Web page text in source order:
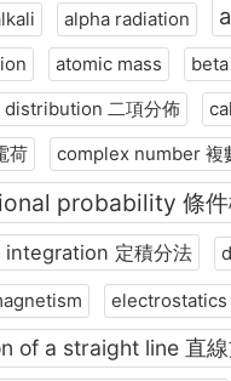
使用先
，發現
演了關
你深入
現將會
就能解
：
alpha radiation
atomic mass
distribution 二項分佈
荷
complex number 複
probability 條件
定積分法
electrostatics
of a straight line 直